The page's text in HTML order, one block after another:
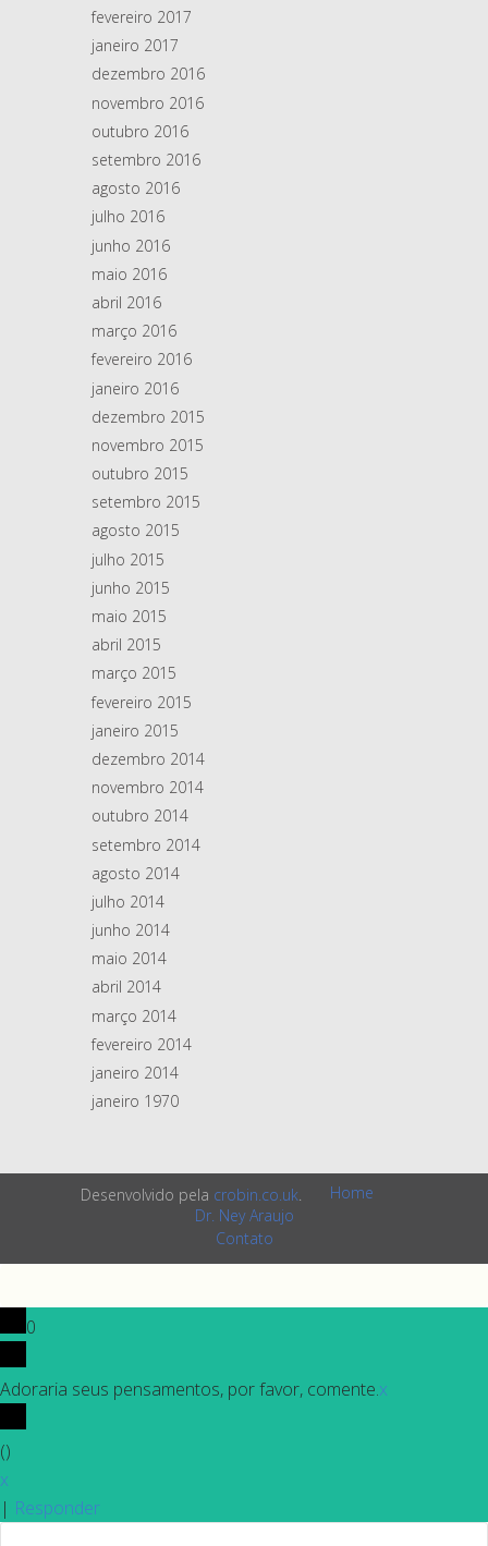
fevereiro 2017
janeiro 2017
dezembro 2016
novembro 2016
outubro 2016
setembro 2016
agosto 2016
julho 2016
junho 2016
maio 2016
abril 2016
março 2016
fevereiro 2016
janeiro 2016
dezembro 2015
novembro 2015
outubro 2015
setembro 2015
agosto 2015
julho 2015
junho 2015
maio 2015
abril 2015
março 2015
fevereiro 2015
janeiro 2015
dezembro 2014
novembro 2014
outubro 2014
setembro 2014
agosto 2014
julho 2014
junho 2014
maio 2014
abril 2014
março 2014
fevereiro 2014
janeiro 2014
janeiro 1970
Desenvolvido pela crobin.co.uk.
Home
Dr. Ney Araujo
Contato
0
Adoraria seus pensamentos, por favor, comente.x
()
x
| Responder